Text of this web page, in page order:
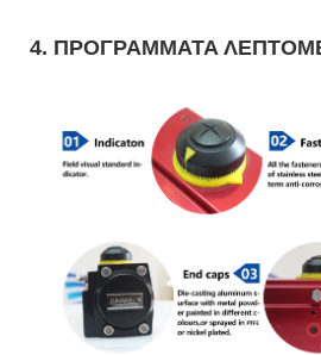
4. ΠΡΟΓΡΑΜΜΑΤΑ